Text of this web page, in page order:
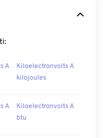
A
Kiloelectronvolts A
kilojoules
A
Kiloelectronvolts A
btu